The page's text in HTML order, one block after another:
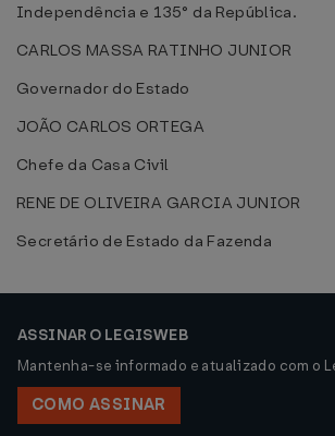
Independência e 135° da República.
CARLOS MASSA RATINHO JUNIOR
Governador do Estado
JOÃO CARLOS ORTEGA
Chefe da Casa Civil
RENE DE OLIVEIRA GARCIA JUNIOR
Secretário de Estado da Fazenda
ASSINAR O LEGISWEB
Mantenha-se informado e atualizado com o
COMO ASSINAR